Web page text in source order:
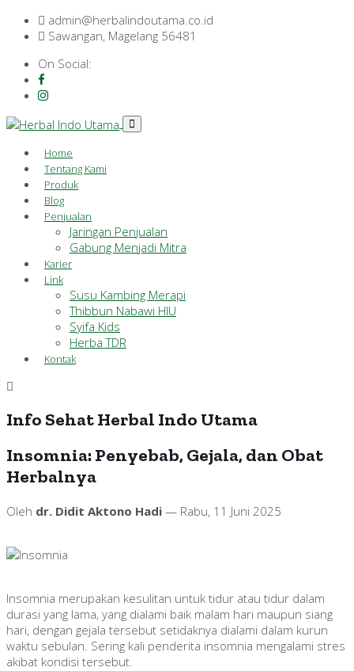
admin@herbalindoutama.co.id
Sawangan, Magelang 56481
On Social:
Home
Tentang Kami
Produk
Blog
Penjualan
Jaringan Penjualan
Gabung Menjadi Mitra
Karier
Link
Susu Kambing Merapi
Thibbun Nabawi HIU
Syifa Kids
Herba TDR
Kontak
Info Sehat Herbal Indo Utama
Insomnia: Penyebab, Gejala, dan Obat
Herbalnya
Oleh dr. Didit Aktono Hadi — Rabu, 11 Juni 2025
Insomnia merupakan kesulitan untuk tidur atau tidur dalam
durasi yang lama, yang dialami baik malam hari maupun siang
hari, dengan gejala tersebut setidaknya dialami dalam kurun
waktu sebulan. Sering kali penderita insomnia mengalami stres
akibat kondisi tersebut.